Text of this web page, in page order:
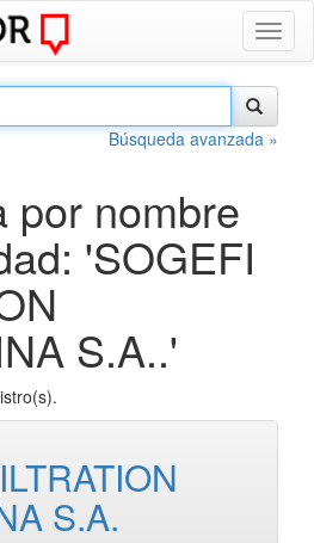
Búsqueda avanzada »
por nombre
'SOGEFI
S.A..'
S.A.